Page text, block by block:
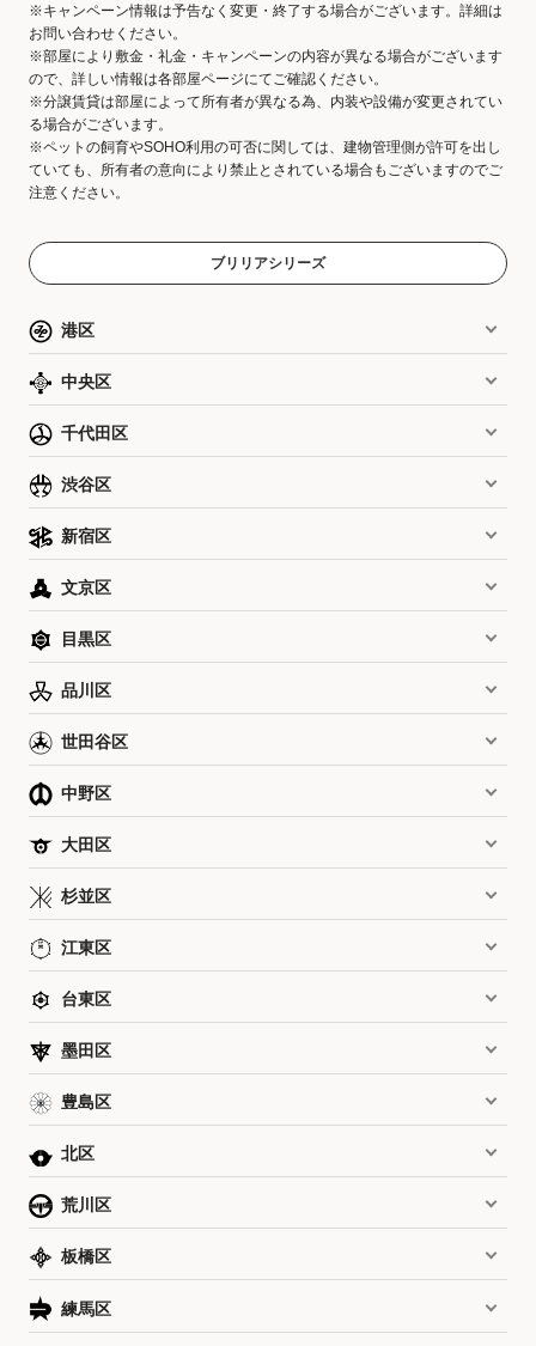
※キャンペーン情報は予告なく変更・終了する場合がございます。詳細は
お問い合わせください。
※部屋により敷金・礼金・キャンペーンの内容が異なる場合がございます
ので、詳しい情報は各部屋ページにてご確認ください。
※分譲賃貸は部屋によって所有者が異なる為、内装や設備が変更されてい
る場合がございます。
※ペットの飼育やSOHO利用の可否に関しては、建物管理側が許可を出し
ていても、所有者の意向により禁止とされている場合もございますのでご
注意ください。
ブリリアシリーズ
港区
中央区
千代田区
渋谷区
新宿区
文京区
目黒区
品川区
世田谷区
中野区
大田区
杉並区
江東区
台東区
墨田区
豊島区
北区
荒川区
板橋区
練馬区